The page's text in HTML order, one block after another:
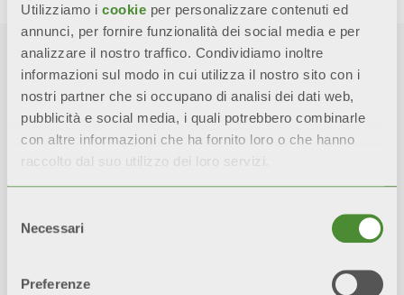
Utilizziamo i cookie per personalizzare contenuti ed
annunci, per fornire funzionalità dei social media e per
analizzare il nostro traffico. Condividiamo inoltre
informazioni sul modo in cui utilizza il nostro sito con i
nostri partner che si occupano di analisi dei dati web,
pubblicità e social media, i quali potrebbero combinarle
con altre informazioni che ha fornito loro o che hanno
raccolto dal suo utilizzo dei loro servizi.
delNecessari
Preferenze
SCALDACQUA A POMPA DI
CALOREMeloria
Incentivo al 40%per acquisto e
installazione;